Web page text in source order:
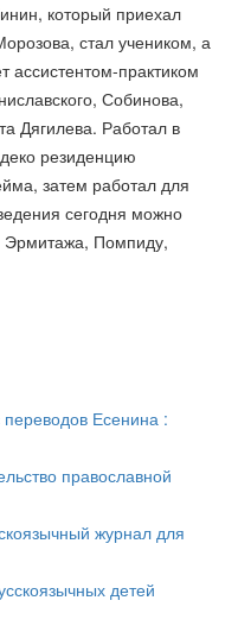
который приехал
стал учеником, а
ассистентом-практиком
Собинова,
Дягилева. Работал в
резиденцию
затем работал для
сегодня можно
Эрмитажа, Помпиду,
Есенина :
православной
журнал для
детей